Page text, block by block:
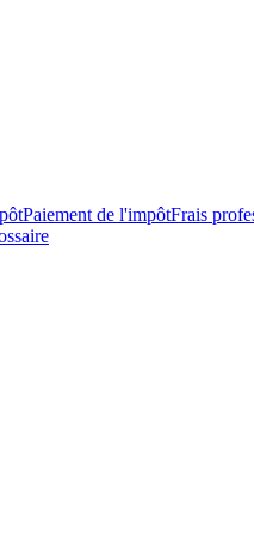
Paiement de l'impôtFrais